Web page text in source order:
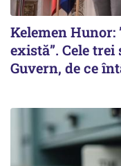
Kelemen
există”. Cele
Guvern, de ce